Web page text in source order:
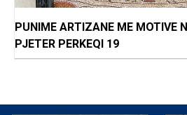
PUNIME ARTIZANE ME MOTIVE
PJETER PERKEQI 19